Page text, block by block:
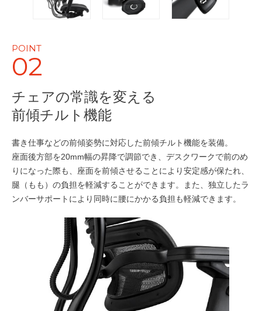
POINT
02
チェアの常識を変える
前傾チルト機能
書き仕事などの前傾姿勢に対応した前傾チルト機能を装備。
座面後方部を20mm幅の昇降で調節でき、デスクワークで前のめ
りになった際も、座面を前傾させることにより安定感が保たれ、
腿（もも）の負担を軽減することができます。また、独立したラ
ンバーサポートにより同時に腰にかかる負担も軽減できます。